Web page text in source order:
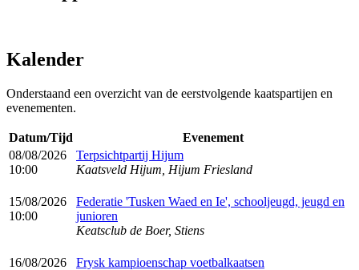
Kalender
Onderstaand een overzicht van de eerstvolgende kaatspartijen en
evenementen.
Datum/Tijd
Evenement
08/08/2026
10:00
Terpsichtpartij Hijum
Kaatsveld Hijum, Hijum Friesland
15/08/2026
10:00
Federatie 'Tusken Waed en Ie', schooljeugd, jeugd en
junioren
Keatsclub de Boer, Stiens
16/08/2026
Frysk kampioenschap voetbalkaatsen